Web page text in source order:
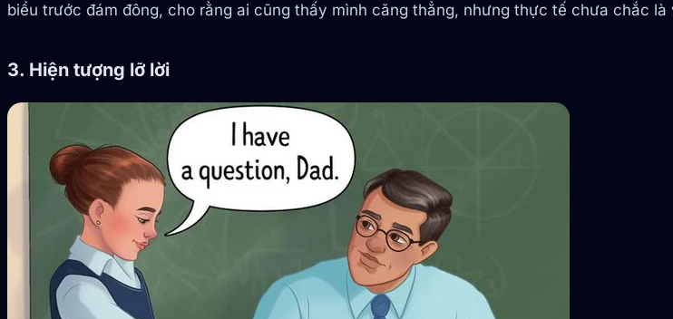
biểu trước đám đông, cho rằng ai cũng thấy mình căng thẳng, nhưng thực tế chưa chắc là
3. Hiện tượng lỡ lời